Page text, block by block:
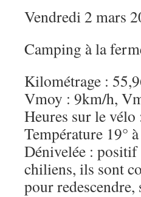
Vendredi 2 mars
Camping à la
Kilométrage :
Vmoy : 9km/h,
Heures sur le
Température 19°
Dénivelée :
chiliens, ils sont
pour redescendre,